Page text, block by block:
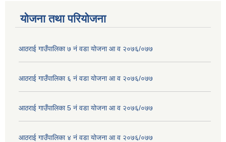
योजना तथा परियोजना
आठराई गाउँपालिका ७ नं वडा योजना आ व २०७६/०७७
आठराई गाउँपालिका ६ नं वडा योजना आ व २०७६/०७७
आठराई गाउँपालिका 5 नं वडा योजना आ व २०७६/०७७
आठराई गाउँपालिका ४ नं वडा योजना आ व २०७६/०७७